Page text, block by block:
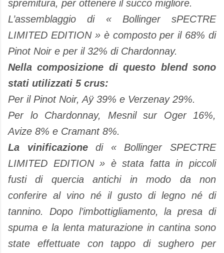
spremitura, per ottenere il succo migliore.
L’assemblaggio di « Bollinger sPECTRE
LIMITED EDITION » è composto per il 68% di
Pinot Noir e per il 32% di Chardonnay.
Nella composizione di questo blend sono
stati utilizzati 5 crus:
Per il Pinot Noir, Aÿ 39% e Verzenay 29%.
Per lo Chardonnay, Mesnil sur Oger 16%,
Avize 8% e Cramant 8%.
La vinificazionedi « Bollinger SPECTRE
LIMITED EDITION » è stata fatta in piccoli
fusti di quercia antichi in modo da non
conferire al vino né il gusto di legno né di
tannino. Dopo l’imbottigliamento, la presa di
spuma e la lenta maturazione in cantina sono
state effettuate con tappo di sughero per